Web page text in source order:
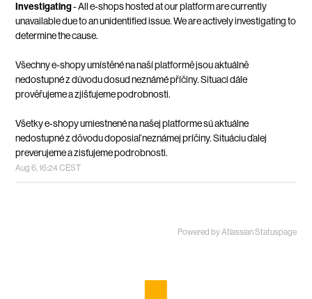
Investigating-All e-shops hosted at our platform are currently
unavailable due to an unidentified issue. We are actively investigating to
determine the cause.
Všechny e-shopy umístěné na naší platformě jsou aktuálně
nedostupné z důvodu dosud neznámé příčiny. Situaci dále
prověřujeme a zjišťujeme podrobnosti.
Všetky e-shopy umiestnené na našej platforme sú aktuálne
nedostupné z dôvodu doposiaľ neznámej príčiny. Situáciu ďalej
preverujeme a zisťujeme podrobnosti.
Aug6,16:24CEST
Powered by Atlassian Statuspage